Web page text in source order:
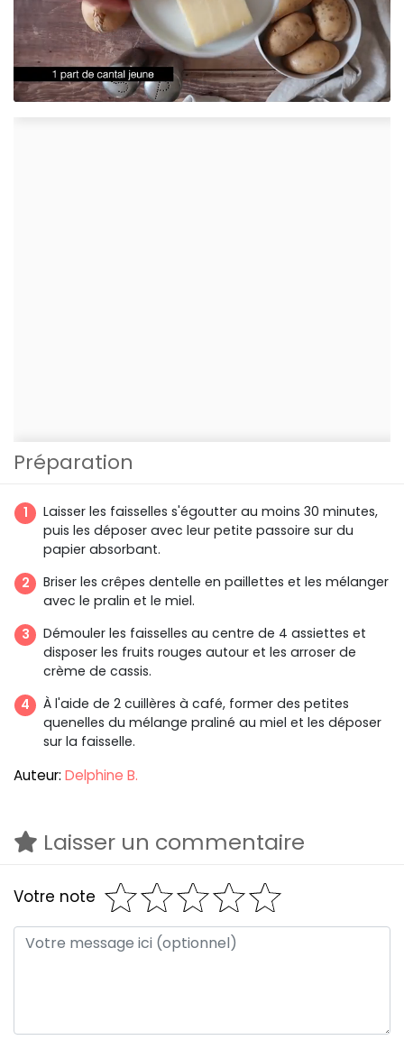
Préparation
Laisser les faisselles s'égoutter au moins 30 minutes,
puis les déposer avec leur petite passoire sur du
papier absorbant.
Briser les crêpes dentelle en paillettes et les mélanger
avec le pralin et le miel.
Démouler les faisselles au centre de 4 assiettes et
disposer les fruits rouges autour et les arroser de
crème de cassis.
À l'aide de 2 cuillères à café, former des petites
quenelles du mélange praliné au miel et les déposer
sur la faisselle.
Auteur: Delphine B.
Laisser un commentaire
Votre note